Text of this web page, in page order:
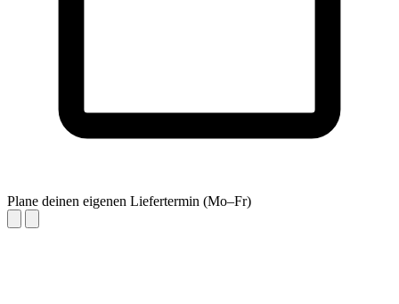
Plane deinen eigenen Liefertermin (Mo–Fr)